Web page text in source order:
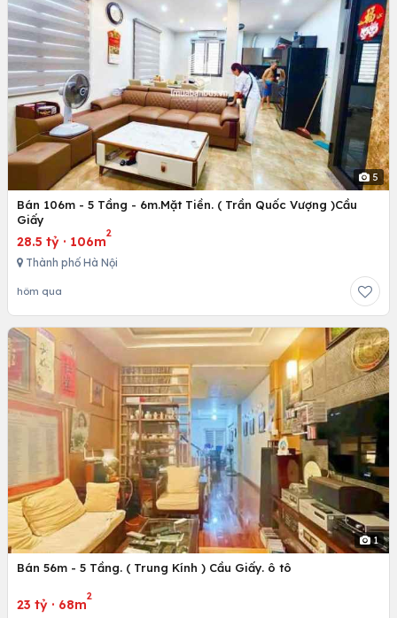
5
Bán 106m - 5 Tầng - 6m.Mặt Tiền. ( Trần Quốc Vượng )Cầu
Giấy
28.5 tỷ · 106m
2
Thành phố Hà Nội
hôm qua
1
Bán 56m - 5 Tầng. ( Trung Kính ) Cầu Giấy. ô tô
23 tỷ · 68m
2